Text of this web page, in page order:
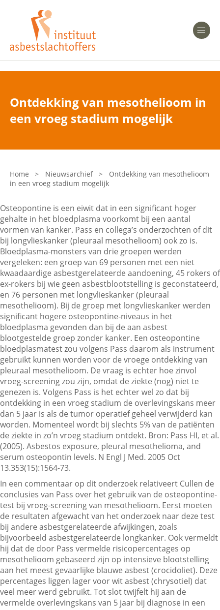
Heeft u Mesothelioom?
Heeft u Asbestose?
Asbest en Gezondheid
Laatste nieuws
Onze organisatie
Veelgestelde vragen
Contactgegevens
Zoeken
Ontdekking van mesothelioom in
een vroeg stadium mogelijk
Home > Nieuwsarchief >
Ontdekking van mesothelioom
in een vroeg stadium mogelijk
Osteopontine is een eiwit dat in een significant hoger
gehalte in het bloedplasma voorkomt bij een aantal
vormen van kanker. Pass en collega’s onderzochten of dit
bij longvlieskanker (pleuraal mesothelioom) ook zo is.
Bloedplasma-monsters van drie groepen werden
vergeleken: een groep van 69 personen met een niet
kwaadaardige asbestgerelateerde aandoening, 45 rokers of
ex-rokers bij wie geen asbestblootstelling is geconstateerd,
en 76 personen met longvlieskanker (pleuraal
mesothelioom). Bij de groep met longvlieskanker werden
significant hogere osteopontine-niveaus in het
bloedplasma gevonden dan bij de aan asbest
blootgestelde groep zonder kanker. Een osteopontine
bloedplasmatest zou volgens Pass daarom als instrument
gebruikt kunnen worden voor de vroege ontdekking van
pleuraal mesothelioom. De vraag is echter hoe zinvol
vroeg-screening zou zijn, omdat de ziekte (nog) niet te
genezen is. Volgens Pass is het echter wel zo dat bij
ontdekking in een vroeg stadium de overlevingskans meer
dan 5 jaar is als de tumor operatief geheel verwijderd kan
worden. Momenteel wordt bij slechts 5% van de patiënten
de ziekte in zo’n vroeg stadium ontdekt. Bron: Pass HI, et al.
(2005). Asbestos exposure, pleural mesothelioma, and
serum osteopontin levels. N Engl J Med. 2005 Oct
13.353(15):1564-73.
In een commentaar op dit onderzoek relativeert Cullen de
conclusies van Pass over het gebruik van de osteopontine-
test bij vroeg-screening van mesothelioom. Eerst moeten
de resultaten afgewacht van het onderzoek naar deze test
bij andere asbestgerelateerde afwijkingen, zoals
bijvoorbeeld asbestgerelateerde longkanker. Ook vermeldt
hij dat de door Pass vermelde risicopercentages op
mesothelioom gebaseerd zijn op intensieve blootstelling
aan het meest gevaarlijke blauwe asbest (crocidoliet). Deze
percentages liggen lager voor wit asbest (chrysotiel) dat
veel meer werd gebruikt. Tot slot twijfelt hij aan de
vermelde overlevingskans van 5 jaar bij diagnose in een